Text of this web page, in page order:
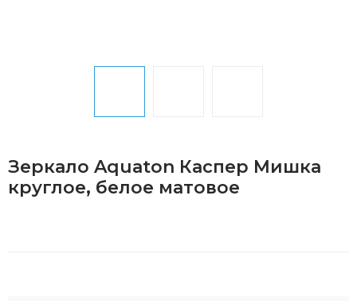
Зеркало Aquaton Каспер Мишка
круглое, белое матовое